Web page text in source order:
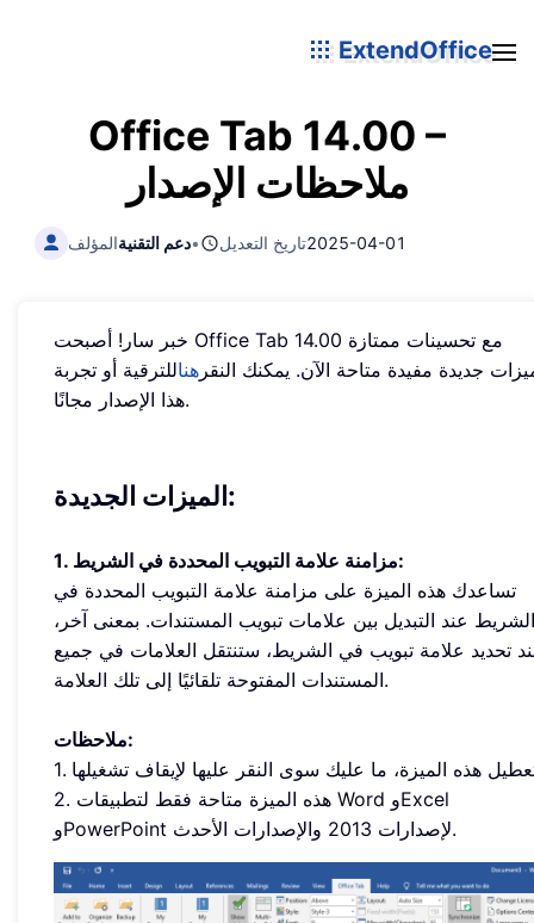
ExtendOffice
Office Tab 14.00 –
ملاحظات الإصدار
المؤلفدعم التقنية• تاريخ التعديل2025-04-01
خبر سار! أصبحت Office Tab 14.00 مع تحسينات ممتازة
جديدة مفيدة متاحة الآن. يمكنك النقر هناللترقية أو تجربة
هذا الإصدار مجانًا.
الميزات الجديدة:
1. مزامنة علامة التبويب المحددة في الشريط:
تساعدك هذه الميزة على مزامنة علامة التبويب المحددة في
الشريط عند التبديل بين علامات تبويب المستندات. بمعنى آخر،
تحديد علامة تبويب في الشريط، ستنتقل العلامات في جميع
المستندات المفتوحة تلقائيًا إلى تلك العلامة.
ملاحظات:
2. هذه الميزة متاحة فقط لتطبيقات Word وExcel
وPowerPoint لإصدارات 2013 والإصدارات الأحدث.